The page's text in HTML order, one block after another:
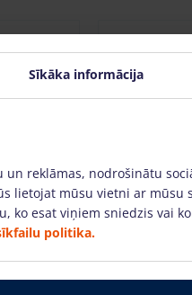
Sīkāka informācija
reklāmas, nodrošinātu
lietojat mūsu vietni ar mūsu
esat viņiem sniedzis vai
politika.